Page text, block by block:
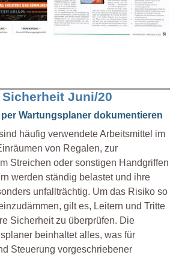
Juni/20
Wartungsplaner dokumentieren
häufig verwendete Arbeitsmittel im
von Regalen, zur
Streichen oder sonstigen Handgriffen
werden ständig belastet und ihre
unfallträchtig. Um das Risiko so
gilt es, Leitern und Tritte
Sicherheit zu überprüfen. Die
beinhaltet alles, was für
Steuerung vorgeschriebener